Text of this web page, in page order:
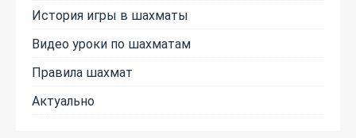
История игры в шахматы
Видео уроки по шахматам
Правила шахмат
Актуально